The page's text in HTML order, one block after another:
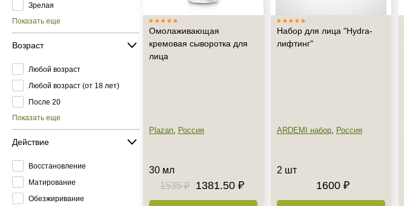
Зрелая
Показать еще
Возраст
Любой возраст
Любой возраст (от 18 лет)
После 20
Показать еще
Действие
Восстановление
Матирование
Обезжиривание
Омолаживающая
кремовая сыворотка для
лица
Plazan, Россия
30 мл
1535 ₽
1381.50 ₽
Набор для лица "Hydra-
лифтинг"
ARDEMI набор, Россия
2 шт
1600 ₽